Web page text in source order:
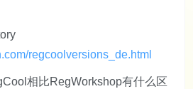
regcoolversions_de.html
相比RegWorkshop有什么区